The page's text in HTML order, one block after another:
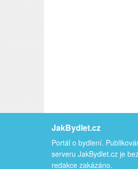
JakBydlet.cz
Portál o bydlení.
serveru JakBydlet.cz je
redakce zakázáno.